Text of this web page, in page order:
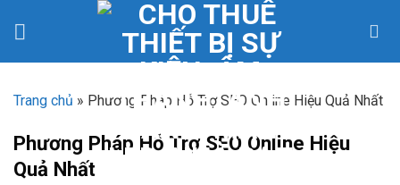
Trang chủ » Phương Pháp Hỗ Trợ SEO Online Hiệu Quả Nhất
Phương Pháp Hỗ Trợ SEO Online Hiệu
Quả Nhất